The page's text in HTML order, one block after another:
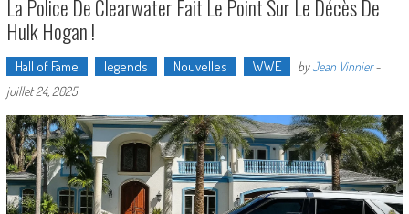
La Police De Clearwater Fait Le Point Sur Le Décès De
Hulk Hogan !
Hall of Fame legends Nouvelles WWE byJean Vinnier-
juillet 24, 2025